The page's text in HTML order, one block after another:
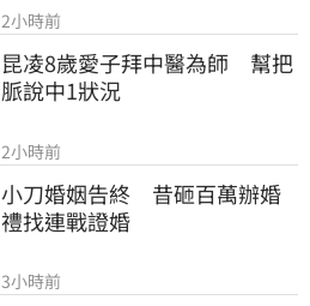
2小時前
昆凌8歲愛子拜中醫為師　幫把
脈說中1狀況
2小時前
小刀婚姻告終　昔砸百萬辦婚
禮找連戰證婚
3小時前